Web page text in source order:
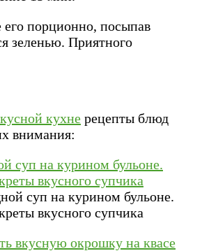
его порционно, посыпав
зеленью. Приятного
кухне рецепты блюд
внимания:
суп на курином бульоне.
вкусного супчика
вкусную окрошку на квасе